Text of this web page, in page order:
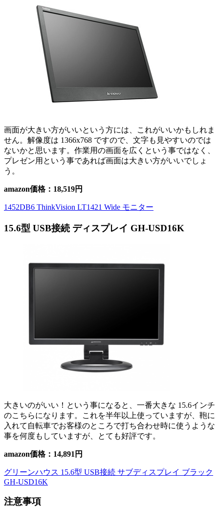
画面が大きい方がいいという方には、これがいいかもしれま
せん。解像度は 1366x768 ですので、文字も見やすいのでは
ないかと思います。作業用の画面を広くという事ではなく、
プレゼン用という事であれば画面は大きい方がいいでしょ
う。
amazon価格：18,519円
1452DB6 ThinkVision LT1421 Wide モニター
15.6型 USB接続 ディスプレイ GH-USD16K
大きいのがいい！という事になると、一番大きな 15.6インチ
のこちらになります。これを半年以上使っていますが、鞄に
入れて自転車でお客様のところで打ち合わせ時に使うような
事を何度もしていますが、とても好評です。
amazon価格：14,891円
グリーンハウス 15.6型 USB接続 サブディスプレイ ブラック
GH-USD16K
注意事項